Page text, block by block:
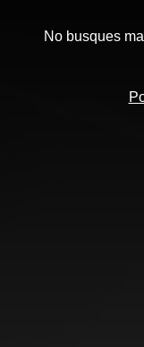
No busques